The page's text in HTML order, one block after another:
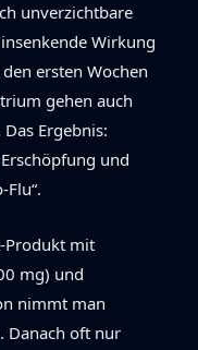
unverzichtbare
Wirkung
ersten Wochen
gehen auch
Ergebnis:
und
Produkt mit
mg) und
nimmt man
Danach oft nur